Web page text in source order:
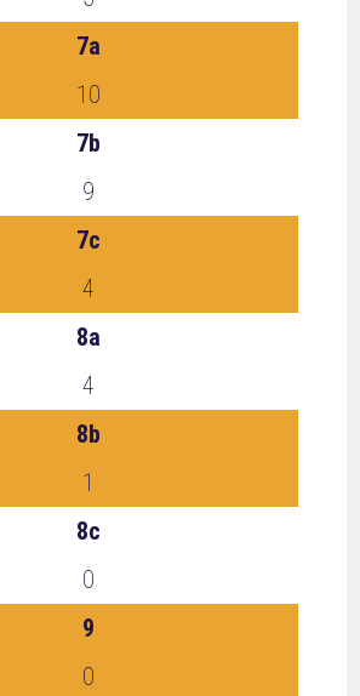
7a
10
7b
9
7c
4
8a
4
8b
1
8c
0
9
0